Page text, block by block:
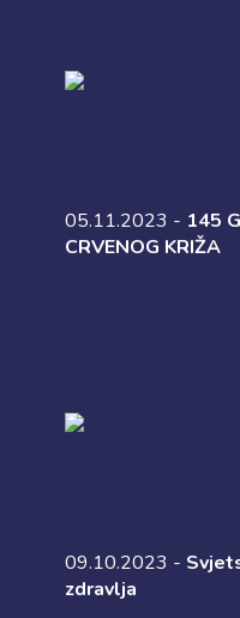
05.11.2023 - 145
CRVENOG KRIŽA
09.10.2023 -
zdravlja